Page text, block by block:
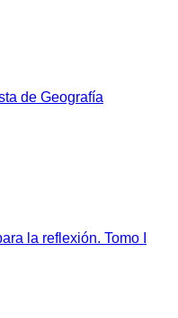
de Geografía
la reflexión. Tomo I